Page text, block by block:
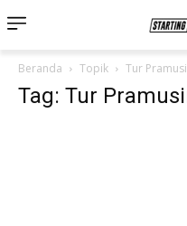
Beranda Topik Tur
Tag: Tur